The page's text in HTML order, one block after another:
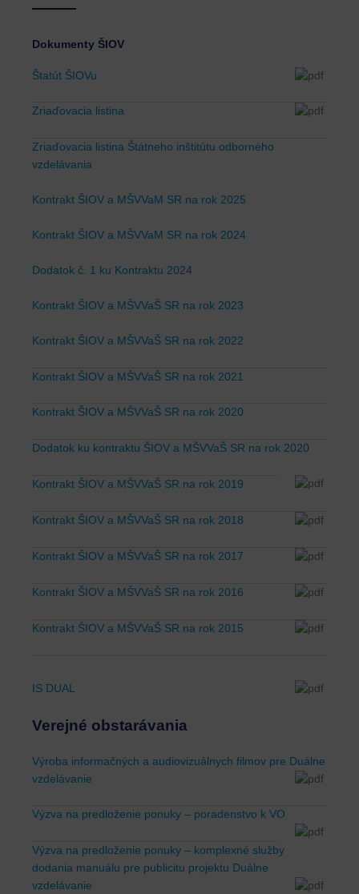
Dokumenty ŠIOV
Štatút ŠIOVu
Zriaďovacia listina
Zriaďovacia listina Štátneho inštitútu odborného
vzdelávania
Kontrakt ŠIOV a MŠVVaM SR na rok 2025
Kontrakt ŠIOV a MŠVVaM SR na rok 2024
Dodatok č. 1 ku Kontraktu 2024
Kontrakt ŠIOV a MŠVVaŠ SR na rok 2023
Kontrakt ŠIOV a MŠVVaŠ SR na rok 2022
Kontrakt ŠIOV a MŠVVaŠ SR na rok 2021
Kontrakt ŠIOV a MŠVVaŠ SR na rok 2020
Dodatok ku kontraktu ŠIOV a MŠVVaŠ SR na rok 2020
Kontrakt ŠIOV a MŠVVaŠ SR na rok 2019
Kontrakt ŠIOV a MŠVVaŠ SR na rok 2018
Kontrakt ŠIOV a MŠVVaŠ SR na rok 2017
Kontrakt ŠIOV a MŠVVaŠ SR na rok 2016
Kontrakt ŠIOV a MŠVVaŠ SR na rok 2015
IS DUAL
Verejné obstarávania
Výroba informačných a audiovizuálnych filmov pre Duálne
vzdelávanie
Výzva na predloženie ponuky – poradenstvo k VO
Výzva na predloženie ponuky – komplexné služby
dodania manuálu pre publicitu projektu Duálne
vzdelávanie